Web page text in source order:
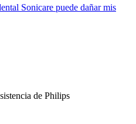
Sonicare puede dañar mis
de Philips